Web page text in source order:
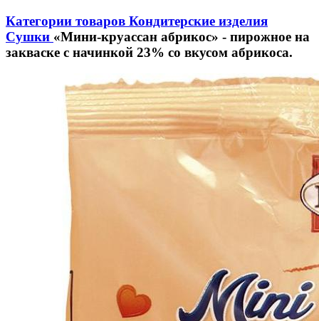
Категории товаров Кондитерские изделия
Сушки «Мини-круассан абрикос» - пирожное на
закваске с начинкой 23% со вкусом абрикоса.